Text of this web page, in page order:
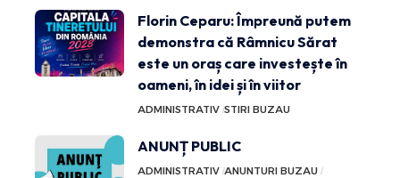
Florin Ceparu: Împreună putem
demonstra că Râmnicu Sărat
este un oraș care investește în
oameni, în idei și în viitor
ADMINISTRATIV STIRI BUZAU
ANUNȚ PUBLIC
ADMINISTRATIV ANUNTURI BUZAU